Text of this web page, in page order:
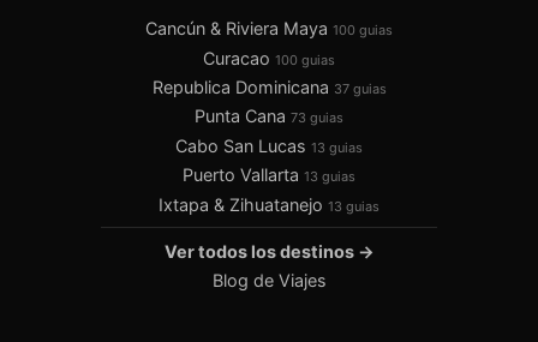
Cancún & Riviera Maya 100 guias
Curacao 100 guias
Republica Dominicana 37 guias
Punta Cana 73 guias
Cabo San Lucas 13 guias
Puerto Vallarta 13 guias
Ixtapa & Zihuatanejo 13 guias
Ver todos los destinos →
Blog de Viajes